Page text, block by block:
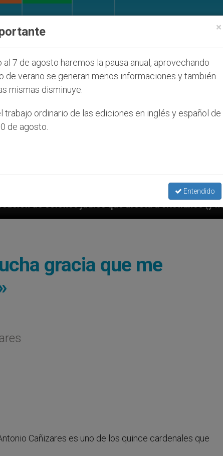
que afecta a cristianos (y no sólo) en Tierra Santa
gracia que me
Cañizares es uno de los quince cardenales que
×
al 7 de agosto haremos la pausa anual, aprovechando
de verano se generan menos informaciones y también
mismas disminuye.
trabajo ordinario de las ediciones en inglés y español de
de agosto.
Entendido